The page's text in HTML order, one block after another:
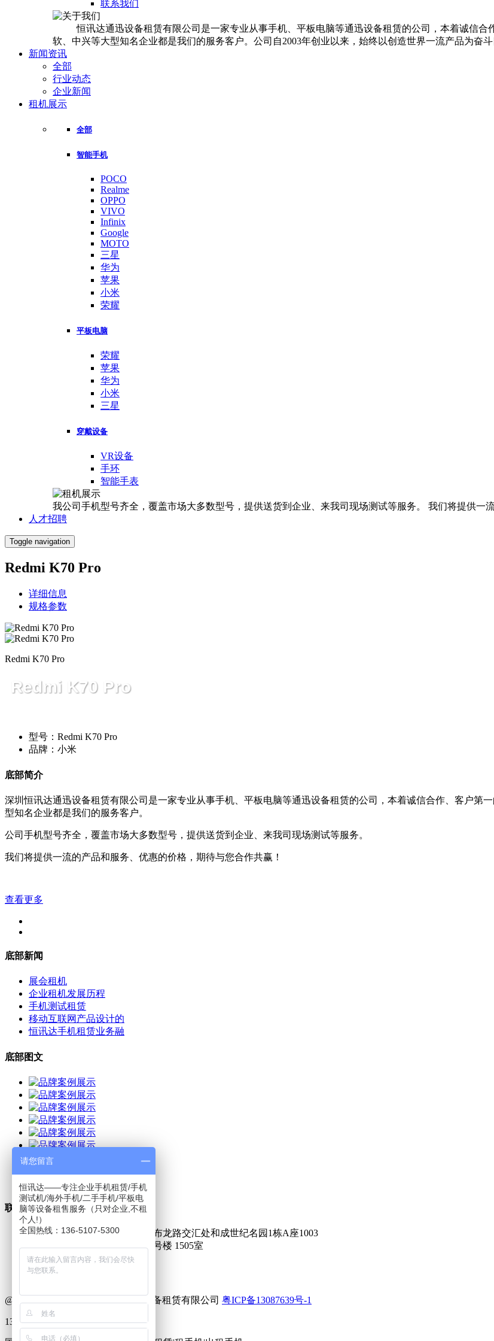
联系我们
恒讯达通迅设备租赁有限公司是一家专业从事手机、平板电脑等通迅设备租赁的公司，本着诚信合
软、中兴等大型知名企业都是我们的服务客户。公司自2003年创业以来，始终以创造世界一流产品为奋
新闻资讯
全部
行业动态
企业新闻
租机展示
全部
智能手机
POCO
Realme
OPPO
VIVO
Infinix
Google
MOTO
三星
华为
苹果
小米
荣耀
平板电脑
荣耀
苹果
华为
小米
三星
穿戴设备
VR设备
手环
智能手表
我公司手机型号齐全，覆盖市场大多数型号，提供送货到企业、来我司现场测试等服务。 我们将提供一
人才招聘
Toggle navigation
Redmi K70 Pro
详细信息
规格参数
Redmi K70 Pro
Redmi K70 Pro
型号：Redmi K70 Pro
品牌：小米
底部简介
深圳恒讯达通迅设备租赁有限公司是一家专业从事手机、平板电脑等通迅设备租赁的公司，本着诚信合作、客户第
型知名企业都是我们的服务客户。
公司手机型号齐全，覆盖市场大多数型号，提供送货到企业、来我司现场测试等服务。
我们将提供一流的产品和服务、优惠的价格，期待与您合作共赢！
查看更多
底部新闻
展会租机
企业租机发展历程
手机测试租赁
移动互联网产品设计的
恒讯达手机租赁业务融
底部图文
联系我们
深圳市龙岗区坂田五和大道和布龙路交汇处和成世纪名园1栋A座1003
北京市 海淀区 花园路 3号院 1号楼 1505室
13651075300
13651075300@vip.163.com
@2011 版权所有 深圳恒讯达通讯设备租赁有限公司 粤ICP备13087639号-1
13651075300
请您留言
恒讯达——专注企业手机租赁/手机
测试机/海外手机/二手手机/平板电
脑等设备租售服务（只对企业,不租
个人!）
全国热线：136-5107-5300